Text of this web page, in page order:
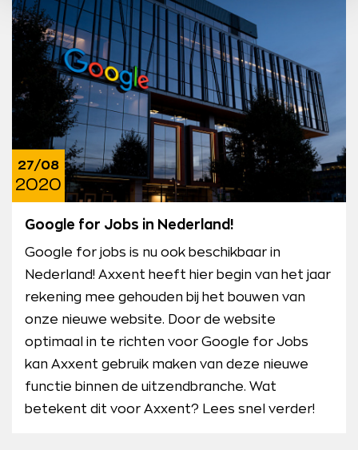
27/08
2020
Google for Jobs in Nederland!
Google for jobs is nu ook beschikbaar in
Nederland! Axxent heeft hier begin van het jaar
rekening mee gehouden bij het bouwen van
onze nieuwe website. Door de website
optimaal in te richten voor Google for Jobs
kan Axxent gebruik maken van deze nieuwe
functie binnen de uitzendbranche. Wat
betekent dit voor Axxent? Lees snel verder!